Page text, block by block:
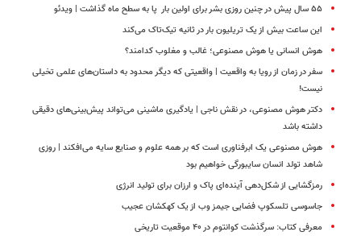
۵۵ سال پیش در چنین روزی بشر برای اولین بار پا به سطح ماه گذاشت | ویدئو
این ساعت بیش از یک تریلیون بار در ثانیه تیک‌تاک می‌کند
هوش انسانی یا هوش مصنوعی؛ غالب و مغلوب کدامند؟
سفر در زمان از رویا به واقعیت | واقعیتی که دیگر محدود به داستان‌های علمی تخیلی
نیست!
دکتر هوش مصنوعی، در نقش ناجی | یادگیری ماشینی می‌تواند پیش‌بینی‌های دقیقی
داشته باشد
هوش مصنوعی یک ابرفناوری است که بر همه‌ علوم و صنایع سایه‌ می‌افکند | روزی
شاهد تولد انسان سایبورگی خواهیم بود
رمزگشایی از شکل‌دهی آینده‌ای پاک و ارزان برای تولید انرژی
جاسوسی تلسکوپ فضایی جیمز وب از یک کهکشان عجیب
معرفی کتاب: سرگذشت کوانتوم در ۴۰ موقعیت تاریخی